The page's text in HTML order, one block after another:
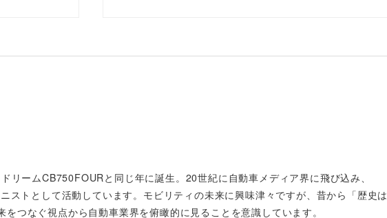
リームCB750FOURと同じ年に誕生。20世紀に自動車メディア界に飛び込み、
ストとして活動しています。モビリティの未来に興味津々ですが、昔から「歴史は
つなぐ視点から自動車業界を俯瞰的に見ることを意識しています。